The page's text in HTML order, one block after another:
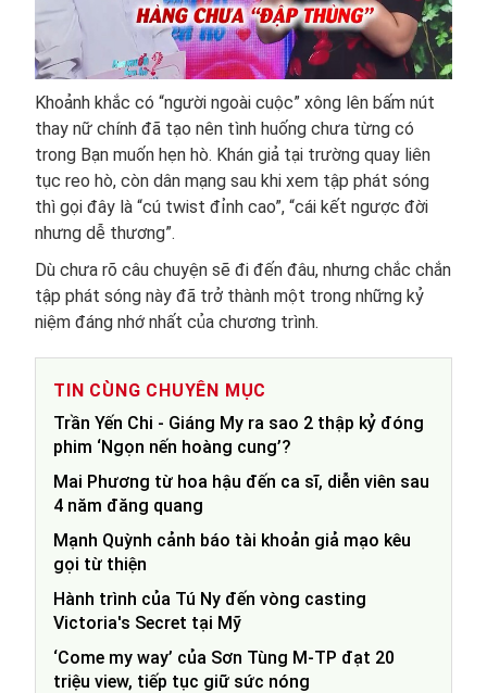
Khoảnh khắc có “người ngoài cuộc” xông lên bấm nút
thay nữ chính đã tạo nên tình huống chưa từng có
trong Bạn muốn hẹn hò. Khán giả tại trường quay liên
tục reo hò, còn dân mạng sau khi xem tập phát sóng
thì gọi đây là “cú twist đỉnh cao”, “cái kết ngược đời
nhưng dễ thương”.
Dù chưa rõ câu chuyện sẽ đi đến đâu, nhưng chắc chắn
tập phát sóng này đã trở thành một trong những kỷ
niệm đáng nhớ nhất của chương trình.
TIN CÙNG CHUYÊN MỤC
Trần Yến Chi - Giáng My ra sao 2 thập kỷ đóng
phim ‘Ngọn nến hoàng cung’?
Mai Phương từ hoa hậu đến ca sĩ, diễn viên sau
4 năm đăng quang
Mạnh Quỳnh cảnh báo tài khoản giả mạo kêu
gọi từ thiện
Hành trình của Tú Ny đến vòng casting
Victoria's Secret tại Mỹ
‘Come my way’ của Sơn Tùng M-TP đạt 20
triệu view, tiếp tục giữ sức nóng